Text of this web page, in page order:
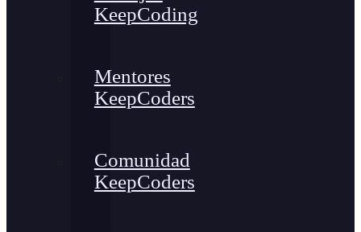
KeepCoding
Mentores
KeepCoders
Comunidad
KeepCoders